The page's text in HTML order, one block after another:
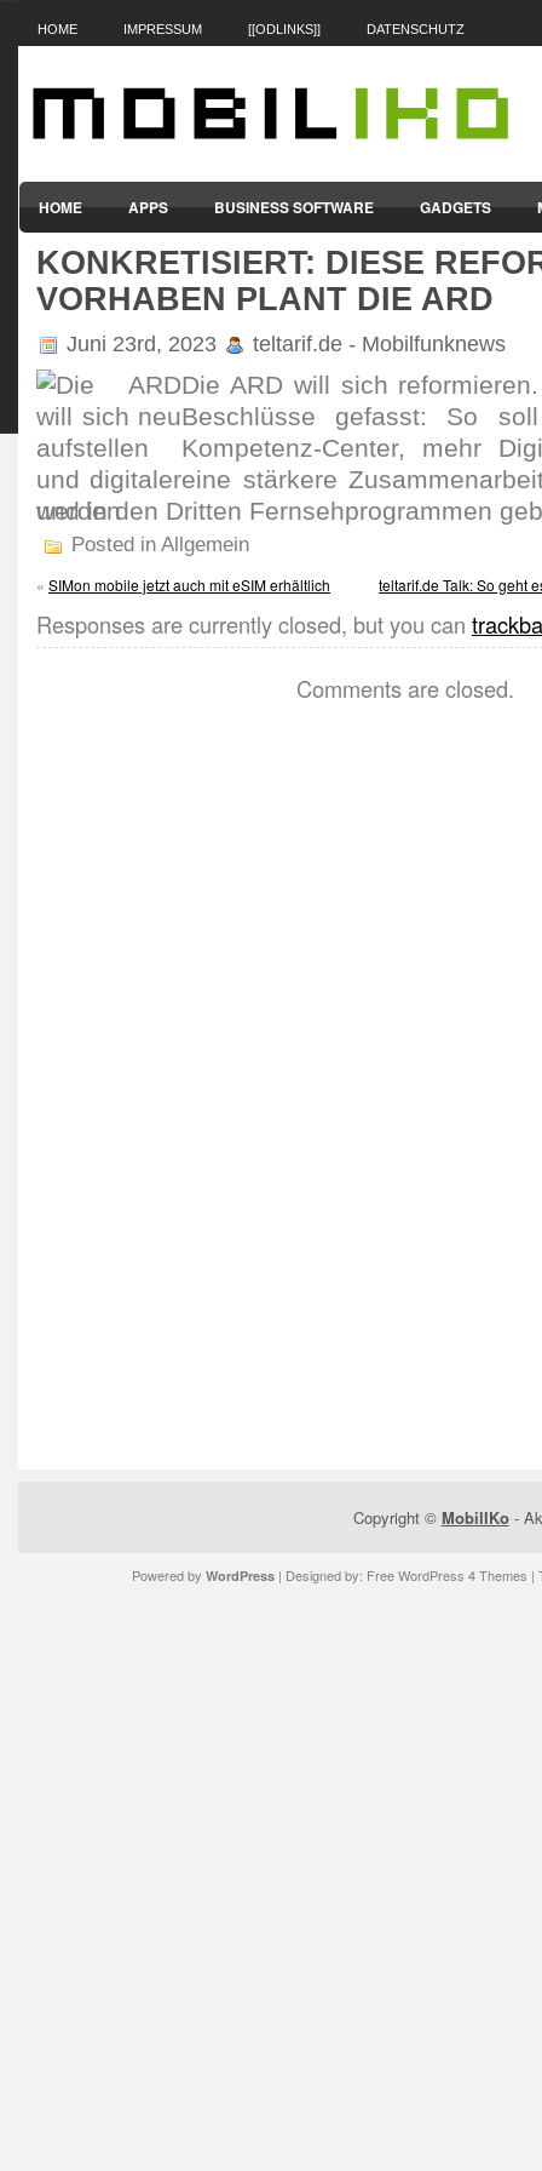
HOME IMPRESSUM [[ODLINKS]] DATENSCHUTZ
HOME APPS BUSINESS SOFTWARE GADGETS
SMARTPHONES & HANDYS TABLET-PCS VERTRÄGE &
KONKRETISIERT: DIESE
VORHABEN PLANT DIE ARD
Juni 23rd, 2023 teltarif.de - Mobilfunknews
Die ARD will sich
Beschlüsse gefasst: So
Kompe­tenz-Center, mehr
eine stär­kere
und in den Dritten Fern­seh­pro­grammen
Posted in Allgemein
« SIMon mobile jetzt auch mit eSIM erhältlich teltarif.de Talk: So geht
Responses are currently closed, but you can
Comments are closed.
Copyright © MobilIKo-
Powered by WordPress| Designed by: Free WordPress 4 Themes |